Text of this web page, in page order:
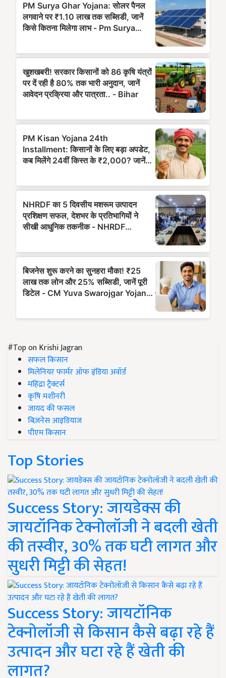
#Top on Krishi Jagran
सफल किसान
मिलेनियर फार्मर ऑफ इंडिया अवॉर्ड
महिंद्रा ट्रैक्टर्स
कृषि मशीनरी
जायद की फसल
बिज़नेस आइडियाज
पीएम किसान
Top Stories
Success Story: जायडेक्स की
जायटॉनिक टेक्नोलॉजी ने बदली खेती
की तस्वीर, 30% तक घटी लागत और
सुधरी मिट्टी की सेहत!
Success Story: जायटॉनिक
टेक्नोलॉजी से किसान कैसे बढ़ा रहे हैं
उत्पादन और घटा रहे हैं खेती की
लागत?